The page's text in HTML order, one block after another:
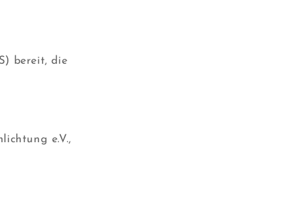
bereit, die
e.V.,